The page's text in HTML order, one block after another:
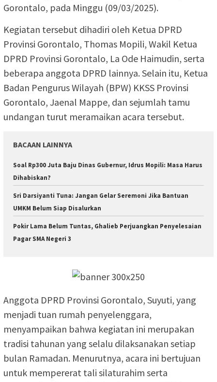
Gorontalo, pada Minggu (09/03/2025).
Kegiatan tersebut dihadiri oleh Ketua DPRD
Provinsi Gorontalo, Thomas Mopili, Wakil Ketua
DPRD Provinsi Gorontalo, La Ode Haimudin, serta
beberapa anggota DPRD lainnya. Selain itu, Ketua
Badan Pengurus Wilayah (BPW) KKSS Provinsi
Gorontalo, Jaenal Mappe, dan sejumlah tamu
undangan turut meramaikan acara tersebut.
BACAAN LAINNYA
Soal Rp300 Juta Baju Dinas Gubernur, Idrus Mopili: Masa Harus
Dihabiskan?
Sri Darsiyanti Tuna: Jangan Gelar Seremoni Jika Bantuan
UMKM Belum Siap Disalurkan
Pokir Lama Belum Tuntas, Ghalieb Perjuangkan Penyelesaian
Pagar SMA Negeri 3
Anggota DPRD Provinsi Gorontalo, Suyuti, yang
menjadi tuan rumah penyelenggara,
menyampaikan bahwa kegiatan ini merupakan
tradisi tahunan yang selalu dilaksanakan setiap
bulan Ramadan. Menurutnya, acara ini bertujuan
untuk mempererat tali silaturahim serta